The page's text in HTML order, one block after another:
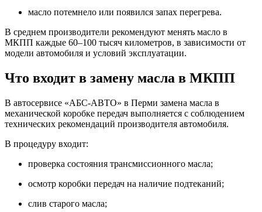
масло потемнело или появился запах перегрева.
В среднем производители рекомендуют менять масло в
МКПП каждые 60–100 тысяч километров, в зависимости от
модели автомобиля и условий эксплуатации.
Что входит в замену масла в МКПП
В автосервисе «АБС-АВТО» в Перми замена масла в
механической коробке передач выполняется с соблюдением
технических рекомендаций производителя автомобиля.
В процедуру входит:
проверка состояния трансмиссионного масла;
осмотр коробки передач на наличие подтеканий;
слив старого масла;